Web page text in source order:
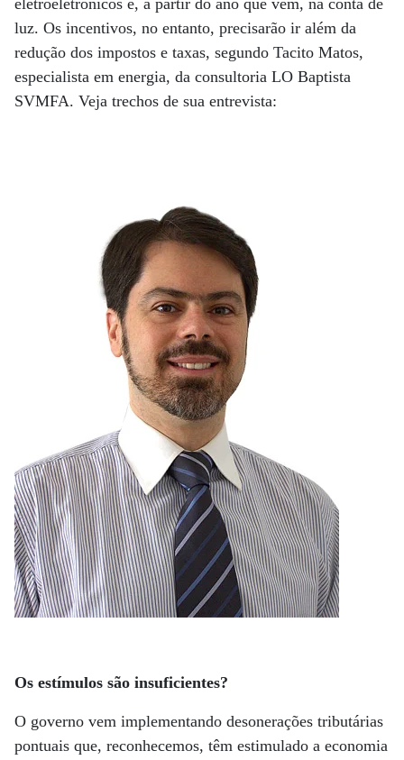
eletroeletrônicos e, a partir do ano que vem, na conta de
luz. Os incentivos, no entanto, precisarão ir além da
redução dos impostos e taxas, segundo Tacito Matos,
especialista em energia, da consultoria LO Baptista
SVMFA. Veja trechos de sua entrevista:
Os estímulos são insuficientes?
O governo vem implementando desonerações tributárias
pontuais que, reconhecemos, têm estimulado a economia